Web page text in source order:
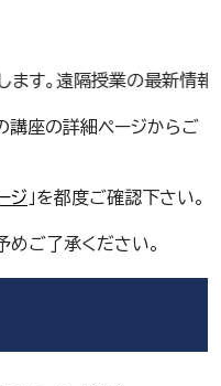
す。遠隔授業の最新情
講座の詳細ページからご
ジ 」を都度ご確認下さい。
ご了承ください。